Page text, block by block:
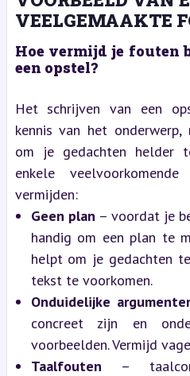
VEELGEMAAKTE
Hoe vermijd je fouten
een opstel?
Het schrijven van een
kennis van het
om je gedachten helder
enkele
vermijden:
Geen plan – voordat je
handig om een plan te
helpt om je gedachten
tekst te voorkomen.
Onduidelijke
concreet zijn en
voorbeelden. Vermijd
Taalfouten –